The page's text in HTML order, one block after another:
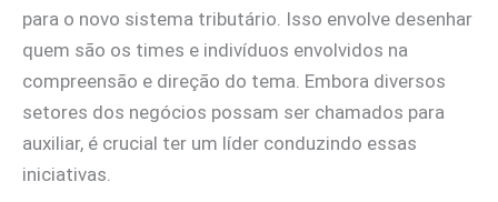
para o novo sistema tributário. Isso envolve desenhar
quem são os times e indivíduos envolvidos na
compreensão e direção do tema. Embora diversos
setores dos negócios possam ser chamados para
auxiliar, é crucial ter um líder conduzindo essas
iniciativas.